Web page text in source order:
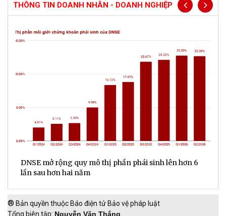
THÔNG TIN DOANH NHÂN - DOANH NGHIỆP
DNSE mở rộng quy mô thị phần phái sinh lên hơn 6
lần sau hơn hai năm
® Bản quyền thuộc Báo điện tử Bảo vệ pháp luật
Tổng biên tập: Nguyễn Văn Thắng